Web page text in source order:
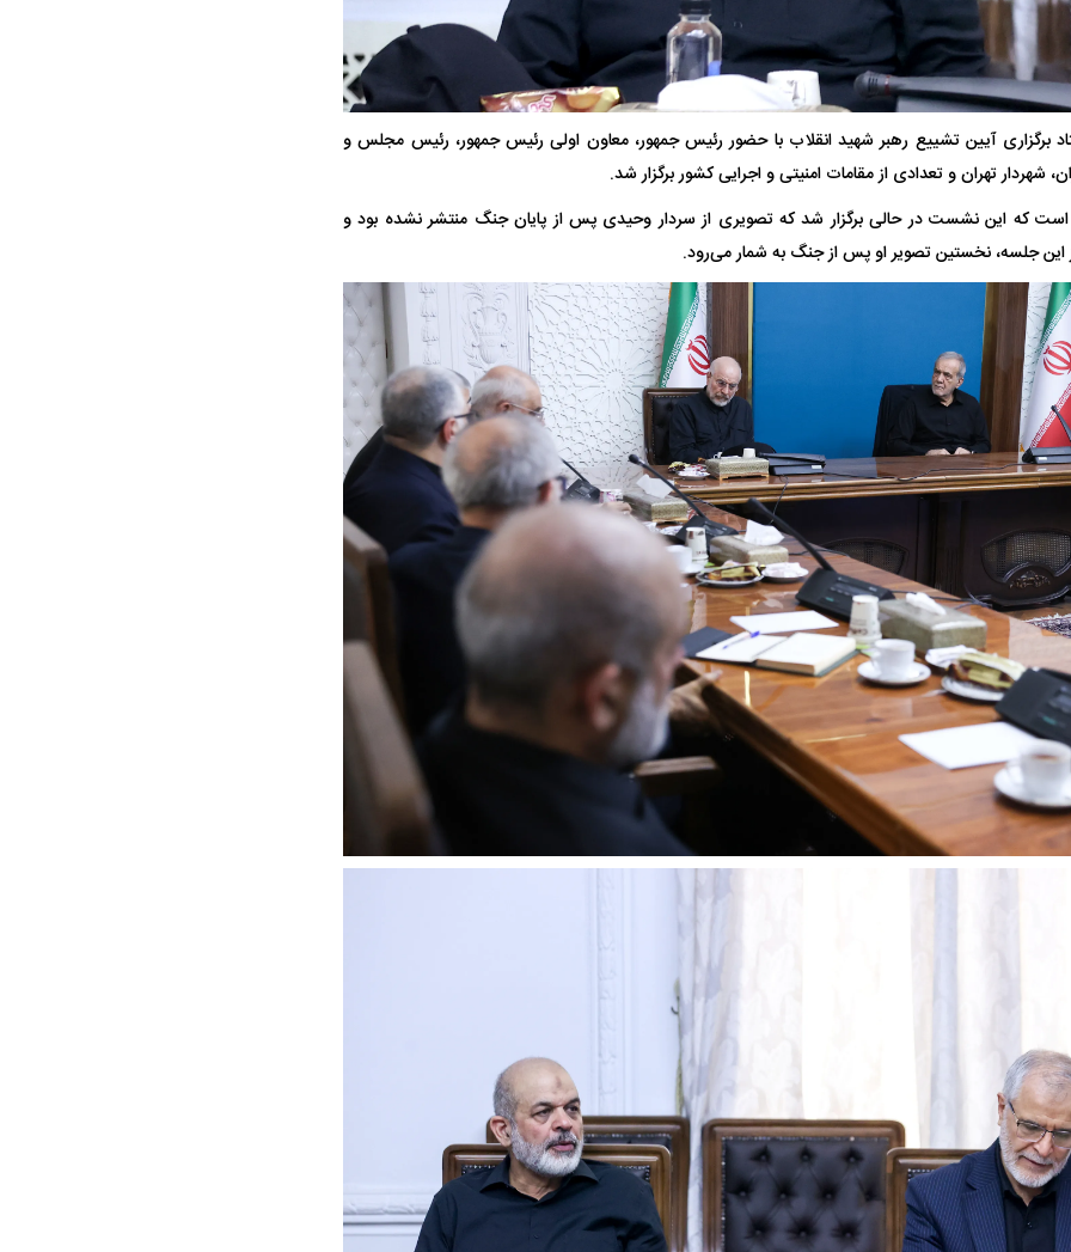
برگزاری آیین تشییع رهبر شهید انقلاب با حضور رئیس جمهور، معاون اولی رئیس جمهور، رئیس مجلس و
شهردار تهران و تعدادی از مقامات امنیتی و اجرایی کشور برگزار شد.
است که این نشست در حالی برگزار شد که تصویری از سردار وحیدی پس از پایان جنگ منتشر نشده بود و
این جلسه، نخستین تصویر او پس از جنگ به شمار می‌رود.
فضاپیمای «استارشیپ» ایلان ماسک
چیست؟
حدید ۱۱۰؛ نسخه سریع‌تر، پنهان‌کارتر و
جدید ایران چیست؟
که
مرگ دلخراش دختر ۱۸ ساله بر اثر برق
گرفتگی
کشته شدند
عکس| ماجرای کشف جسد ناشناس که
منتفی شد؛
ابهام بزرگ درباره قرارداد یاسر آسانی؛
پرسپولیس در انتظار سه خرید کلیدی